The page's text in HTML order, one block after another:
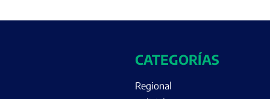
CATEGORÍAS
Regional